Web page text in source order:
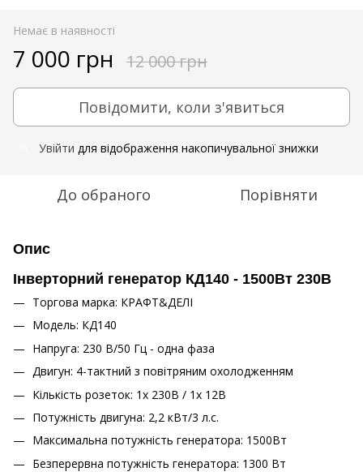
Немає в наявності
7 000 грн 12 000 грн
Повідомити, коли з'явиться
Увійти для відображення накопичувальної знижки
До обраного Порівняти
Опис
Інверторний генератор КД140 - 1500Вт 230В
Торгова марка: КРАФТ&ДЕЛІ
Модель: КД140
Напруга: 230 В/50 Гц - одна фаза
Двигун: 4-тактний з повітряним охолодженням
Кількість розеток: 1x 230В / 1x 12В
Потужність двигуна: 2,2 кВт/3 л.с.
Максимальна потужність генератора: 1500Вт
Безперервна потужність генератора: 1300 Вт